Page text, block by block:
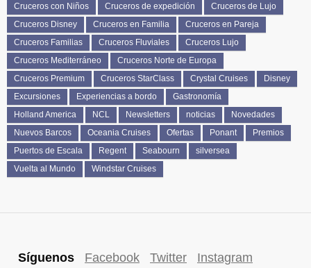
Cruceros con Niños
Cruceros de expedición
Cruceros de Lujo
Cruceros Disney
Cruceros en Familia
Cruceros en Pareja
Cruceros Familias
Cruceros Fluviales
Cruceros Lujo
Cruceros Mediterráneo
Cruceros Norte de Europa
Cruceros Premium
Cruceros StarClass Crystal Cruises
Disney
Excursiones
Experiencias a bordo
Gastronomía
Holland America
NCL Newsletters noticias
Novedades
Nuevos Barcos
Oceania Cruises Ofertas Ponant
Premios
Puertos de Escala
Regent Seabourn
silversea
Vuelta al Mundo
Windstar Cruises
Síguenos Facebook Twitter
Instagram